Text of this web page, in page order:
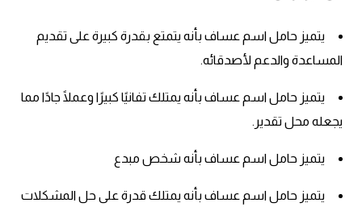
يتميز حامل اسم عساف بأنه يتمتع بقدرة كبيرة على تقديم
المساعدة والدعم لأصدقائه.
يتميز حامل اسم عساف بأنه يمتلك تفانيًا كبيرًا وعملًا جادًا مما
يجعله محل تقدير.
يتميز حامل اسم عساف بأنه شخص مبدع
يتميز حامل اسم عساف بأنه يمتلك قدرة على حل المشكلات